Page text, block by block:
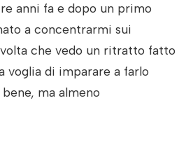
anni fa e dopo un primo
a concentrarmi sui
che vedo un ritratto fatto
voglia di imparare a farlo
ma almeno